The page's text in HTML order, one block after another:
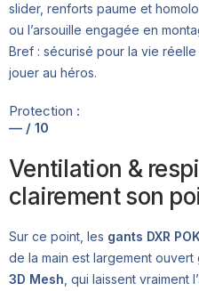
slider, renforts paume et
ou l’arsouille engagée en
Bref : sécurisé pour la vie
jouer au héros.
Protection :
— / 10
Ventilation &
clairement son
Sur ce point, les gants DXR
de la main est largement ouvert
3D Mesh , qui laissent vraiment